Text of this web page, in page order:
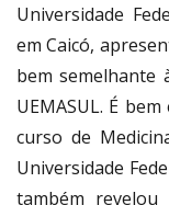
Universidade
em Caicó,
bem semelhante
UEMASUL. É
curso de
Universidade
também revelou